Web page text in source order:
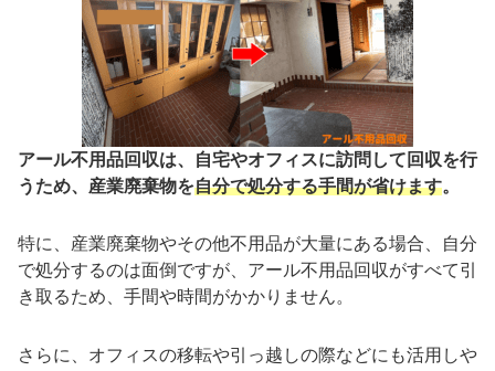
アール不用品回収は、自宅やオフィスに訪問して回収を行
うため、産業廃棄物を自分で処分する手間が省けます。
特に、産業廃棄物やその他不用品が大量にある場合、自分
で処分するのは面倒ですが、アール不用品回収がすべて引
き取るため、手間や時間がかかりません。
さらに、オフィスの移転や引っ越しの際などにも活用しや